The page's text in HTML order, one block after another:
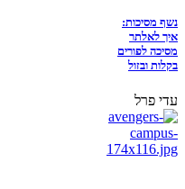
נשף מסיכות:
איך לאלתר
מסיכה לפורים
בקלות ובזול
עדי פרל